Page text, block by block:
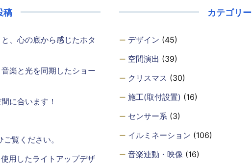
稿
、心の底から感じたホタ
楽と光を同期したショー
に合います！
覧ください。
用したライトアップデザ
カテゴリー
デザイン (45)
空間演出 (39)
クリスマス (30)
施工(取付設置) (16)
センサー系 (3)
イルミネーション (106)
音楽連動・映像 (16)